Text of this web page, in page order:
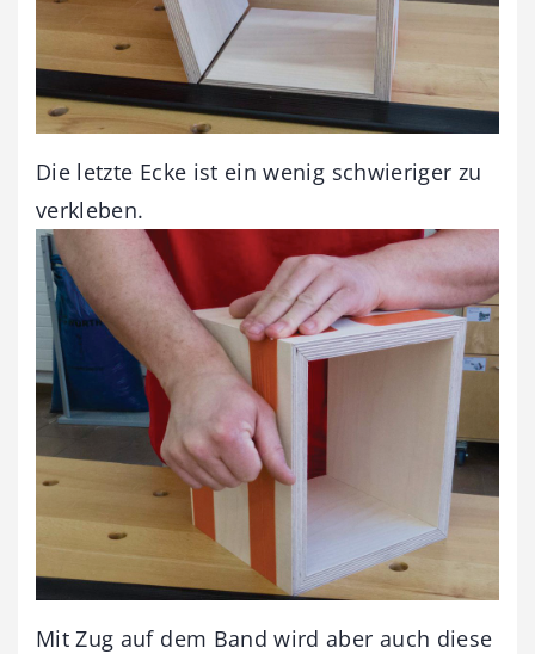
Die letzte Ecke ist ein wenig schwieriger zu
verkleben.
Mit Zug auf dem Band wird aber auch diese